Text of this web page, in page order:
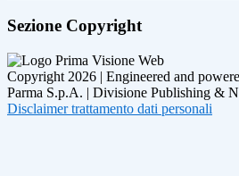
Sezione Copyright
Copyright 2026 | Engineered and
Parma S.p.A. | Divisione Publishing &
Disclaimer trattamento dati personali